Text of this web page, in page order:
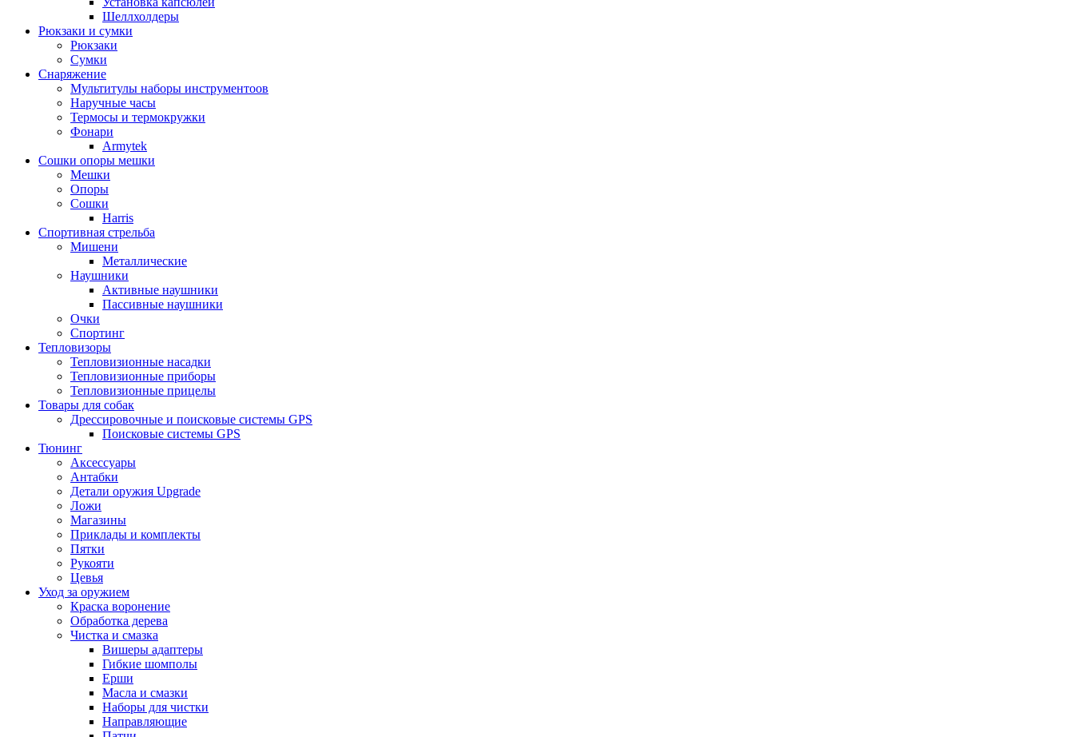
Шеллхолдеры
Рюкзаки и сумки
Рюкзаки
Сумки
Снаряжение
Мультитулы наборы инструментоов
Наручные часы
Термосы и термокружки
Фонари
Armytek
Сошки опоры мешки
Мешки
Опоры
Сошки
Harris
Спортивная стрельба
Мишени
Металлические
Наушники
Активные наушники
Пассивные наушники
Очки
Спортинг
Тепловизоры
Тепловизионные насадки
Тепловизионные приборы
Тепловизионные прицелы
Товары для собак
Дрессировочные и поисковые системы GPS
Поисковые системы GPS
Тюнинг
Аксессуары
Антабки
Детали оружия Upgrade
Ложи
Магазины
Приклады и комплекты
Пятки
Рукояти
Цевья
Уход за оружием
Краска воронение
Обработка дерева
Чистка и смазка
Вишеры адаптеры
Гибкие шомполы
Ерши
Масла и смазки
Наборы для чистки
Направляющие